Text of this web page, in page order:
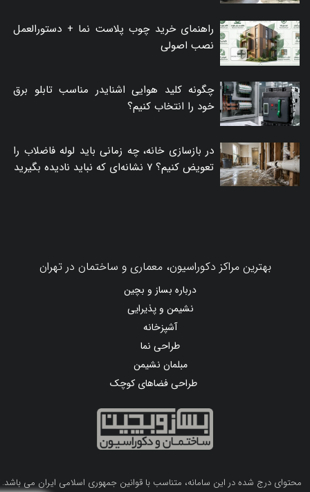
راهنمای خرید چوب پلاست نما + دستورالعمل
نصب اصولی
چگونه کلید هوایی اشنایدر مناسب تابلو برق
خود را انتخاب کنیم؟
در بازسازی خانه، چه زمانی باید لوله فاضلاب را
تعویض کنیم؟ ۷ نشانه‌ای که نباید نادیده بگیرید
بهترین مراکز دکوراسیون، معماری و ساختمان در تهران
درباره بساز و بچین
نشیمن و پذیرایی
آشپزخانه
طراحی نما
مبلمان نشیمن
طراحی فضاهای کوچک
محتوای درج شده در این سامانه، متناسب با قوانین جمهوری اسلامی ایران می باشد.